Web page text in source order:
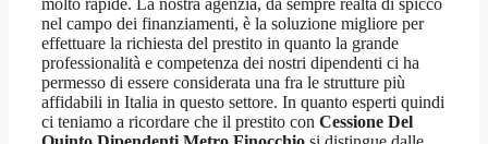
nel campo dei finanziamenti, è la soluzione migliore per
effettuare la richiesta del prestito in quanto la grande
professionalità e competenza dei nostri dipendenti ci ha
permesso di essere considerata una fra le strutture più
affidabili in Italia in questo settore. In quanto esperti quindi
ci teniamo a ricordare che il prestito con Cessione Del